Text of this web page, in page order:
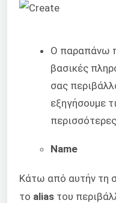
Ο παραπάνω
βασικές
σας
εξηγήσουμε
Name
Κάτω από αυτήν τη
το alias του